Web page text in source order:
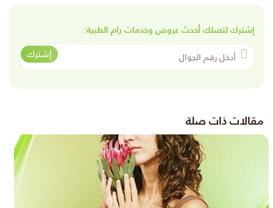
إشترك لتصلك أحدث عروض وخدمات رام الطبية:
أدخل رقم الجوال
إشترك
مقالات ذات صلة